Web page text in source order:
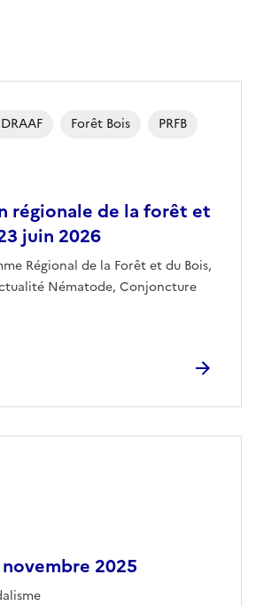
régionale de la forêt et
juin 2026
Régional de la Forêt et du Bois,
Nématode, Conjoncture
Forêt Bois PRFB
novembre 2025